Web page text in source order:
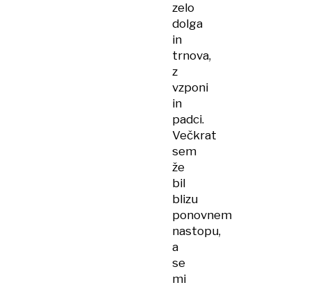
zelo
dolga
in
trnova,
z
vzponi
in
padci.
Večkrat
sem
že
bil
blizu
ponovnem
nastopu,
a
se
mi